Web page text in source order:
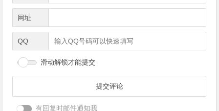
网址
QQ
滑动解锁才能提交
有回复时邮件通知我